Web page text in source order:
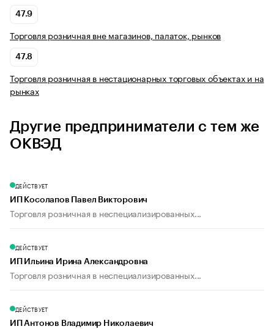
47.9
Торговля розничная вне магазинов, палаток, рынков
47.8
Торговля розничная в нестационарных торговых объектах и на
рынках
Другие предприниматели с тем же
ОКВЭД
ДЕЙСТВУЕТ
ИП Косолапов Павел Викторович
Торговля розничная в неспециализированных...
ДЕЙСТВУЕТ
ИП Ильина Ирина Александровна
Торговля розничная в неспециализированных...
ДЕЙСТВУЕТ
ИП Антонов Владимир Николаевич